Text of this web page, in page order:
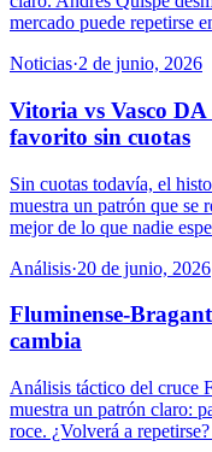
mercado puede repetirse
Noticias·2 de junio, 2026
Vitoria vs Vasco
favorito sin cuotas
Sin cuotas todavía, el
muestra un patrón que se
mejor de lo que nadie
Análisis·20 de junio, 2026
Fluminense-
cambia
Análisis táctico del cruce
muestra un patrón claro:
roce. ¿Volverá a